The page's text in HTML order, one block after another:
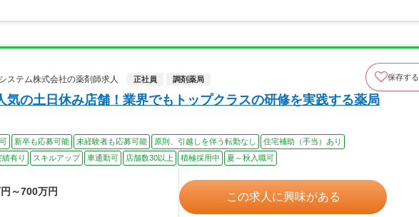
テム株式会社の薬剤師求人
正社員 調剤薬局 保存する
気の土日休み店舗！業界でもトップクラスの研修を実践する薬局
新卒も応募可能 未経験者も応募可能 原則、引越しを伴う転勤なし
住宅補助（手当）あり
有り
スキルアップ 車通勤可 店舗数30以上 積極採用中 夏～秋入職可
～700万円 この求人に興味がある